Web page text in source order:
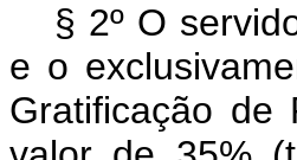
§ 2º O
e o
Gratificação